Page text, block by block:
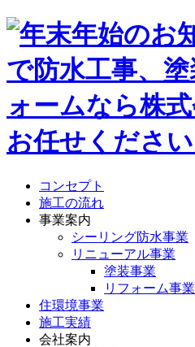
コンセプト
施工の流れ
事業案内
シーリング防水事業
リニューアル事業
塗装事業
リフォーム事業
住環境事業
施工実績
会社案内